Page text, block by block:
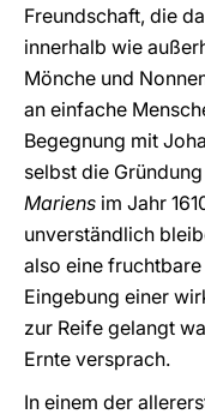
Freundschaft, die
innerhalb wie
Mönche und
an einfache
Begegnung mit
selbst die
Mariens im Jahr
unverständlich
also eine
Eingebung einer
zur Reife gelangt
Ernte versprach.
In einem der